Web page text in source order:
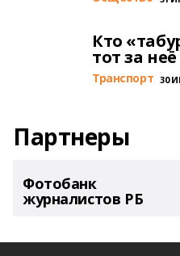
Кто
тот за
Транспорт 30
Партнеры
Фотобанк
журналистов РБ